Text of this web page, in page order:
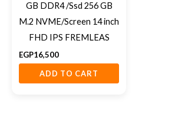
GB DDR4 /Ssd 256 GB
M.2 NVME/Screen 14 inch
FHD IPS FREMLEAS
EGP16,500
ADD TO CART